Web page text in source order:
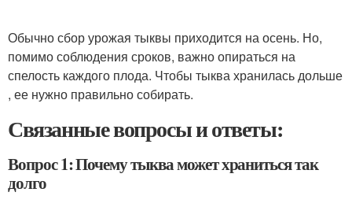
Обычно сбор урожая тыквы приходится на осень. Но,
помимо соблюдения сроков, важно опираться на
спелость каждого плода. Чтобы тыква хранилась дольше
, ее нужно правильно собирать.
Связанные вопросы и ответы:
Вопрос 1: Почему тыква может храниться так
долго